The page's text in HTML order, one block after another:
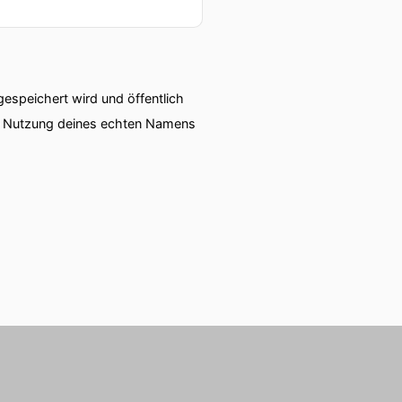
das alle, indem nichts
Zeiten.
wird und öffentlich
deines echten Namens